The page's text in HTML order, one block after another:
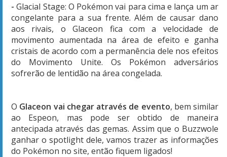
-Glacial Stage: O Pokémon vai para cima e lança um ar
congelante para a sua frente. Além de causar dano
aos rivais, o Glaceon fica com a velocidade de
movimento aumentada na área de efeito e ganha
cristais de acordo com a permanência dele nos efeitos
do Movimento Unite. Os Pokémon adversários
sofrerão de lentidão na área congelada.
O Glaceon vai chegar através de evento, bem similar
ao Espeon, mas pode ser obtido de maneira
antecipada através das gemas. Assim que o Buzzwole
ganhar o spotlight dele, vamos trazer as informações
do Pokémon no site, então fiquem ligados!